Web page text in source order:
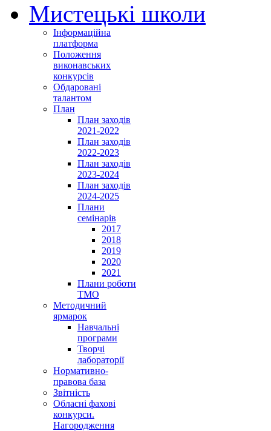
Мистецькі школи
Інформаційна
платформа
Положення
виконавських
конкурсів
Обдаровані
талантом
План
План заходів
2021-2022
План заходів
2022-2023
План заходів
2023-2024
План заходів
2024-2025
Плани
семінарів
2017
2018
2019
2020
2021
Плани роботи
ТМО
Методичний
ярмарок
Навчальні
програми
Творчі
лабораторії
Нормативно-
правова база
Звітність
Обласні фахові
конкурси.
Нагородження